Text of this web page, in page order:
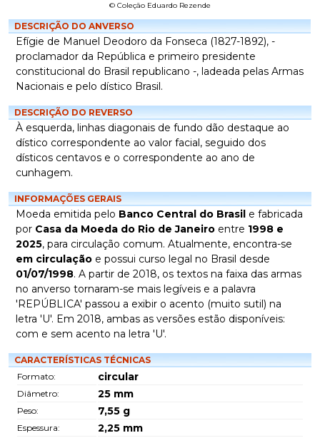
© Coleção Eduardo Rezende
DESCRIÇÃO DO ANVERSO
Efígie de Manuel Deodoro da Fonseca (1827-1892), -
proclamador da República e primeiro presidente
constitucional do Brasil republicano -, ladeada pelas Armas
Nacionais e pelo dístico Brasil.
DESCRIÇÃO DO REVERSO
À esquerda, linhas diagonais de fundo dão destaque ao
dístico correspondente ao valor facial, seguido dos
dísticos centavos e o correspondente ao ano de
cunhagem.
INFORMAÇÕES GERAIS
Moeda emitida pelo Banco Central do Brasil e fabricada
por Casa da Moeda do Rio de Janeiro entre 1998 e
2025, para circulação comum. Atualmente, encontra-se
em circulação e possui curso legal no Brasil desde
01/07/1998. A partir de 2018, os textos na faixa das armas
no anverso tornaram-se mais legíveis e a palavra
'REPÚBLICA' passou a exibir o acento (muito sutil) na
letra 'U'. Em 2018, ambas as versões estão disponíveis:
com e sem acento na letra 'U'.
CARACTERÍSTICAS TÉCNICAS
Formato:
circular
Diâmetro: 25 mm
Peso: 7,55 g
Espessura: 2,25 mm